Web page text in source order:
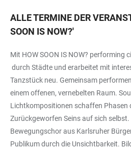
ALLE TERMINE DER
SOON IS NOW?'
Mit HOW SOON IS NOW? performing
durch Städte und erarbeitet mit
Tanzstück neu. Gemeinsam
einem offenen, vernebelten Raum.
Lichtkompositionen schaffen Phasen
Zurückgeworfen Seins auf sich selbst.
Bewegungschor aus Karlsruher
Publikum durch die Unsichtbarkeit.